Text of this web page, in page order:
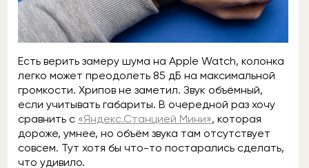
Есть верить замеру шума на Apple Watch, колонка
легко может преодолеть 85 дБ на максимальной
громкости. Хрипов не заметил. Звук объёмный,
если учитывать габариты. В очередной раз хочу
сравнить с «Яндекс.Станцией Мини», которая
дороже, умнее, но объём звука там отсутствует
совсем. Тут хотя бы что-то постарались сделать,
что удивило.